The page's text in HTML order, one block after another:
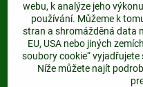
Odkazy
Najdete nás:
webu, k analýze jeho
používání. Můžeme k
stran a shromážděná data
EU, USA nebo jiných
soubory cookie“
Níže můžete najít